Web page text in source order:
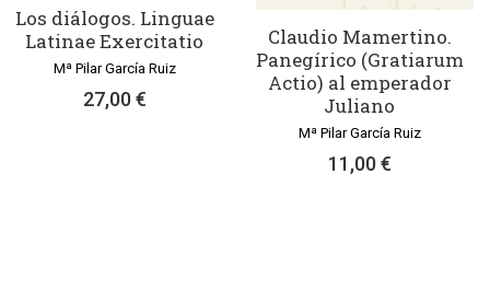
Los diálogos. Linguae
Latinae Exercitatio
Mª Pilar García Ruiz
27,00 €
Claudio Mamertino.
Panegírico (Gratiarum
Actio) al emperador
Juliano
Mª Pilar García Ruiz
11,00 €